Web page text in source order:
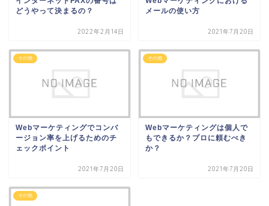
どうやって決まるの？
2022年2月14日
メールの使い方
2021年7月20日
その他
Webマーケティングでコンバ
ージョン率を上げるためのチ
ェックポイント
2021年7月20日
その他
Webマーケティングは個人で
もできるか？プロに頼むべき
か？
2021年7月20日
その他